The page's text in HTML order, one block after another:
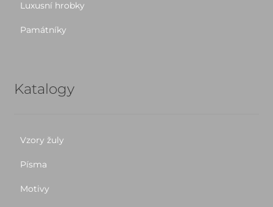
Luxusní hrobky
Památníky
Katalogy
Vzory žuly
Písma
Motivy